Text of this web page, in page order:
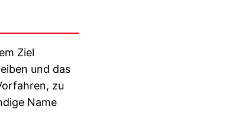
Ziel
und das
zu
Name